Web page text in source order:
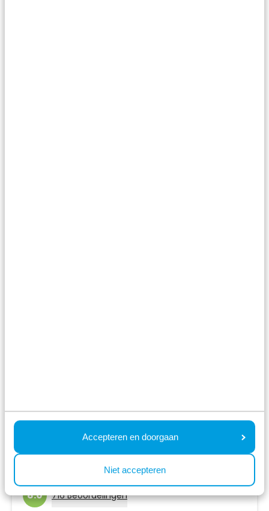
Accepteren en doorgaan
Niet accepteren
Recreatiepark het Esmeer
8.0 716 Beoordelingen